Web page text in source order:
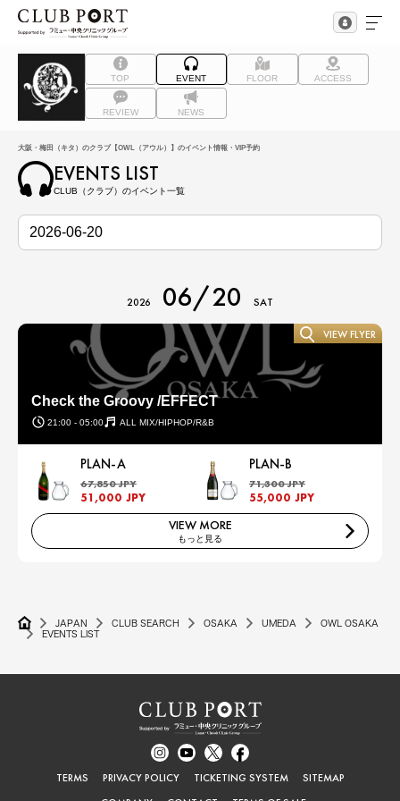
TOP EVENT FLOOR ACCESS
REVIEW NEWS
大阪・梅田（キタ）のクラブ【OWL（アウル）】のイベント情報・VIP予約
EVENTS LIST
CLUB（クラブ）のイベント一覧
2026 06/20 SAT
Check the Groovy /EFFECT
21:00 - 05:00 ALL MIX/HIPHOP/R&B
VIEW FLYER
PLAN-A
67,850 JPY
51,000 JPY
PLAN-B
71,300 JPY
55,000 JPY
VIEW MORE
もっと見る
JAPAN CLUB SEARCH OSAKA UMEDA
OWL OSAKA
EVENTS LIST
TERMS PRIVACY POLICY TICKETING SYSTEM
SITEMAP